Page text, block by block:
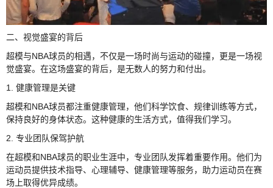
二、视觉盛宴的背后
超模与NBA球员的相遇，不仅是一场时尚与运动的碰撞，更是一场视
觉盛宴。在这场盛宴的背后，是无数人的努力和付出。
1. 健康管理是关键
超模和NBA球员都注重健康管理，他们科学饮食、规律训练等方式，
保持良好的身体状态。这种健康的生活方式，值得我们学习。
2. 专业团队保驾护航
在超模和NBA球员的职业生涯中，专业团队发挥着重要作用。他们为
运动员提供技术指导、心理辅导、健康管理等服务，助力运动员在赛
场上取得优异成绩。